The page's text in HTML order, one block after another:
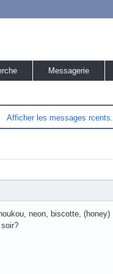
Messagerie
Afficher les messages rcents.
neon, biscotte, (honey)